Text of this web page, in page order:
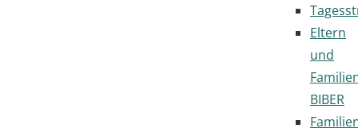
Eltern
und
BIBER